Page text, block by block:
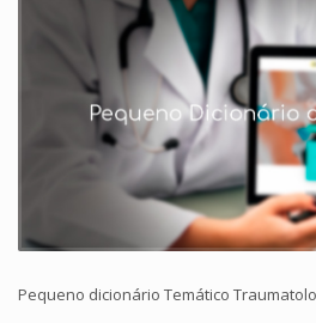
Pequeno dicionário Temático